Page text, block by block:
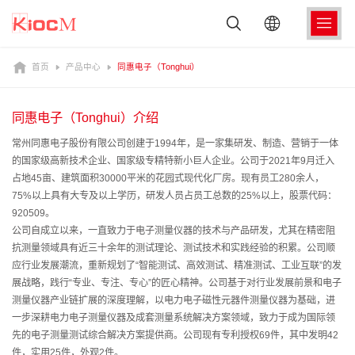
首页 产品中心 同惠电子（Tonghui）
同惠电子（Tonghui）介绍
常州同惠电子股份有限公司创建于1994年，是一家集研发、制造、营销于一体
的国家级高新技术企业、国家级专精特新小巨人企业。公司于2021年9月迁入
占地45亩、建筑面积30000平米的花园式现代化厂房。现有员工280余人，
75%以上具有大专及以上学历，研发人员占员工总数的25%以上，股票代码：
920509。
公司自成立以来，一直致力于电子测量仪器的技术与产品研发，尤其在精密阻
抗测量领域具有近三十余年的测试理论、测试技术和实践经验的积累。公司顺
应行业发展潮流，重新规划了“智能测试、高效测试、精准测试、工业互联”的发
展战略，践行“专业、专注、专心”的匠心精神。公司基于对行业发展前景和电子
测量仪器产业链扩展的深度理解，以电力电子磁性元器件测量仪器为基础，进
一步深耕电力电子测量仪器及成套测量系统解决方案领域，致力于成为国际领
先的电子测量测试综合解决方案提供商。公司现有专利授权69件，其中发明42
件，实用25件，外观2件。